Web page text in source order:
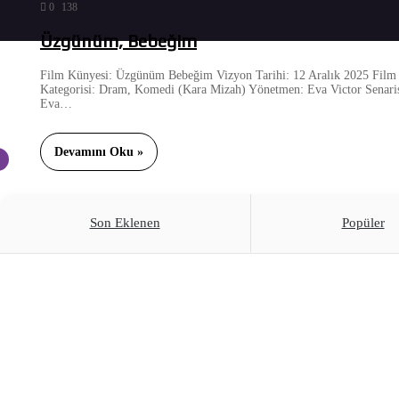
0 138
Üzgünüm, Bebeğim
Film Künyesi: Üzgünüm Bebeğim Vizyon Tarihi: 12 Aralık 2025 Film
Kategorisi: Dram, Komedi (Kara Mizah) Yönetmen: Eva Victor
Eva…
Devamını Oku »
Son Eklenen Popüler